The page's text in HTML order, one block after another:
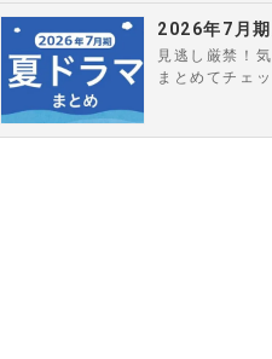
2026年7月
見逃し厳禁！
まとめてチェッ